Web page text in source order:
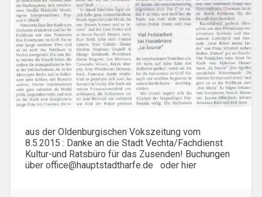
aus der Oldenburgischen Vokszeitung vom
8.5.2015 : Danke an die Stadt Vechta/Fachdienst
Kultur-und Ratsbüro für das Zusenden! Buchungen
über office@hauptstadtharfe.de oder hier